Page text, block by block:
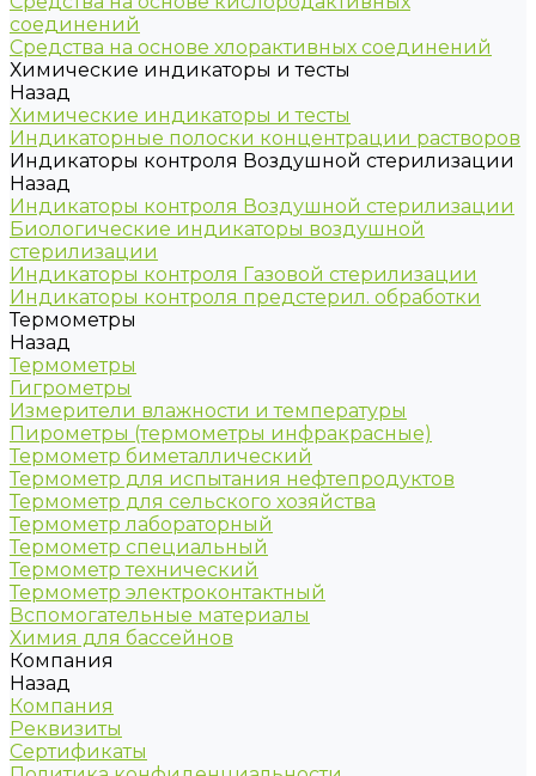
соединений
Средства на основе хлорактивных соединений
Химические индикаторы и тесты
Назад
Химические индикаторы и тесты
Индикаторные полоски концентрации растворов
Индикаторы контроля Воздушной стерилизации
Назад
Индикаторы контроля Воздушной стерилизации
Биологические индикаторы воздушной
стерилизации
Индикаторы контроля Газовой стерилизации
Индикаторы контроля предстерил. обработки
Термометры
Назад
Термометры
Гигрометры
Измерители влажности и температуры
Пирометры (термометры инфракрасные)
Термометр биметаллический
Термометр для испытания нефтепродуктов
Термометр для сельского хозяйства
Термометр лабораторный
Термометр специальный
Термометр технический
Термометр электроконтактный
Вспомогательные материалы
Химия для бассейнов
Компания
Назад
Компания
Реквизиты
Сертификаты